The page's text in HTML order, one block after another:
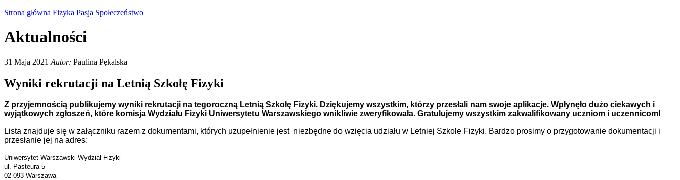
Strona główna Fizyka Pasja Społeczeństwo
Aktualności
31 Maja 2021 Autor: Paulina Pękalska
Wyniki rekrutacji na Letnią Szkołę Fizyki
Z przyjemnością publikujemy wyniki rekrutacji na tegoroczną Letnią Szkołę Fizyki. Dziękujemy wszystkim, którzy przesłali nam swoje aplikacje. Wpłynęło dużo ciekawych i
wyjątkowych zgłoszeń, które komisja Wydziału Fizyki Uniwersytetu Warszawskiego wnikliwie zweryfikowała. Gratulujemy wszystkim zakwalifikowany uczniom i uczennicom!
Lista znajduje się w załączniku razem z dokumentami, których uzupełnienie jest niezbędne do wzięcia udziału w Letniej Szkole Fizyki. Bardzo prosimy o przygotowanie dokumentacji i
przesłanie jej na adres:
Uniwersytet Warszawski Wydział Fizyki
ul. Pasteura 5
02-093 Warszawa